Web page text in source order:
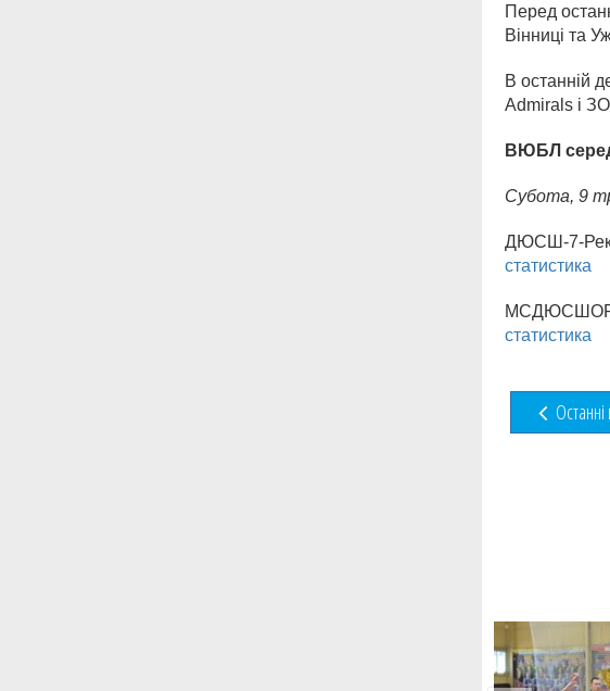
Перед
Вінниці та
В останній
Admirals і
ВЮБЛ
Субота, 9
ДЮСШ-7-
статистика
МСДЮСШОР з
статистика